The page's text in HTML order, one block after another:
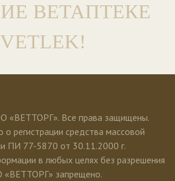
ВЕТАПТЕКЕ
VETLEK!
«ВЕТТОРГ». Все права защищены.
о регистрации средства массовой
ПИ 77-5870 от 30.11.2000 г.
в любых целях без разрешения
запрещено.